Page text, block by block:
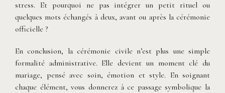
stress. Et pourquoi ne pas intégrer un petit rituel ou
quelques mots échangés à deux, avant ou après la cérémonie
officielle ?
En conclusion, la cérémonie civile n’est plus une simple
formalité administrative. Elle devient un moment clé du
mariage, pensé avec soin, émotion et style. En soignant
chaque élément, vous donnerez à ce passage symbolique la